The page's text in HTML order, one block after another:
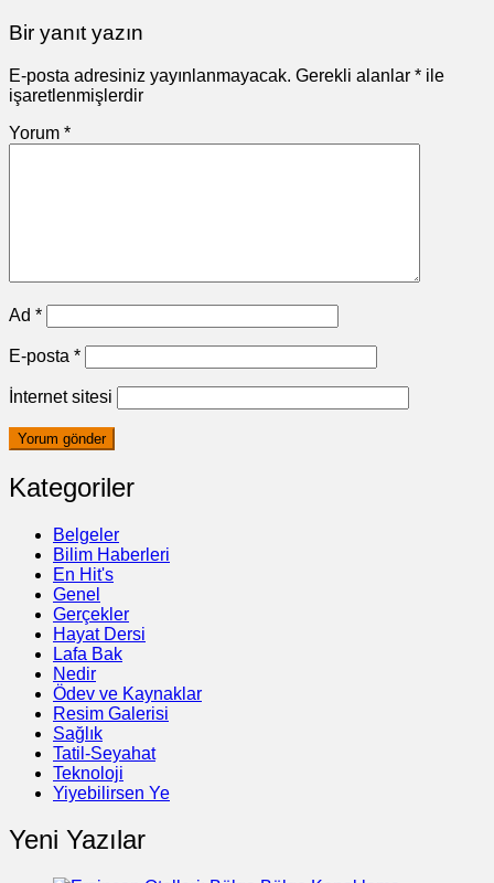
Bir yanıt yazın
E-posta adresiniz yayınlanmayacak. Gerekli alanlar * ile
işaretlenmişlerdir
Yorum *
Ad *
E-posta *
İnternet sitesi
Kategoriler
Belgeler
Bilim Haberleri
En Hit's
Genel
Gerçekler
Hayat Dersi
Lafa Bak
Nedir
Ödev ve Kaynaklar
Resim Galerisi
Sağlık
Tatil-Seyahat
Teknoloji
Yiyebilirsen Ye
Yeni Yazılar